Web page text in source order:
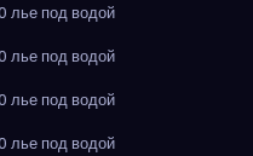
под водой
под водой
под водой
под водой